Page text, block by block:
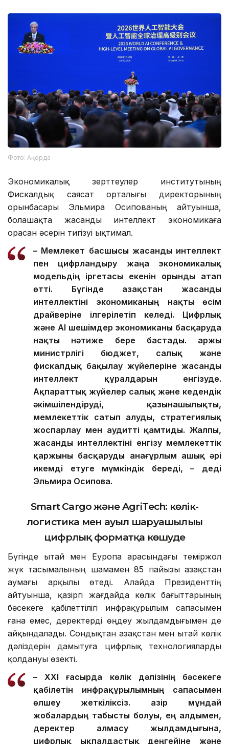
Фото: Ақорда
Экономикалық зерттеулер институтының
Фискалдық саясат орталығы директорының
орынбасары Эльмира Осипованың айтуынша,
болашақта жасанды интеллект экономикаға
орасан әсерін тигізуі ықтимал.
– Мемлекет басшысы жасанды интеллект
пен цифрландыру жаңа экономикалық
модельдің іргетасы екенін орынды атап
өтті. Бүгінде Қазақстан жасанды
интеллектіні экономиканың нақты өсім
драйверіне ілгерілетіп келеді. Цифрлық
және AI шешімдер экономиканы басқаруда
нақты нәтиже бере бастады. Қаржы
министрлігі бюджет, салық және
фискалдық бақылау жүйелеріне жасанды
интеллект құралдарын енгізуде.
Ақпараттық жүйелер салық және кедендік
әкімшілендіруді, қазынашылықты,
мемлекеттік сатып алуды, стратегиялық
жоспарлау мен аудитті қамтиды. Жалпы,
жасанды интеллектіні енгізу мемлекеттік
қаржыны басқаруды анағұрлым ашық әрі
икемді етуге мүмкіндік береді, – деді
Эльмира Осипова.
Smart Cargo және AgriTech: көлік-
логистика мен ауыл шаруашылығы
цифрлық форматқа көшуде
Бүгінде Қытай мен Еуропа арасындағы теміржол
жүк тасымалының шамамен 85 пайызы Қазақстан
аумағы арқылы өтеді. Алайда Президенттің
айтуынша, қазіргі жағдайда көлік бағыттарының
бәсекеге қабілеттілігі инфрақұрылым сапасымен
ғана емес, деректерді өңдеу жылдамдығымен де
айқындалады. Сондықтан Қазақстан мен Қытай көлік
дәліздерін дамытуға цифрлық технологияларды
қолдануы өзекті.
– XXI ғасырда көлік дәлізінің бәсекеге
қабілетін инфрақұрылымның сапасымен
өлшеу жеткіліксіз. Қазір мұндай
жобалардың табысты болуы, ең алдымен,
деректер алмасу жылдамдығына,
цифрлық ықпалдастық деңгейіне және